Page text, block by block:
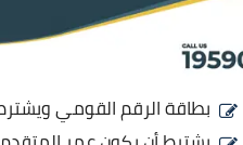
بطاقة الرقم القومي